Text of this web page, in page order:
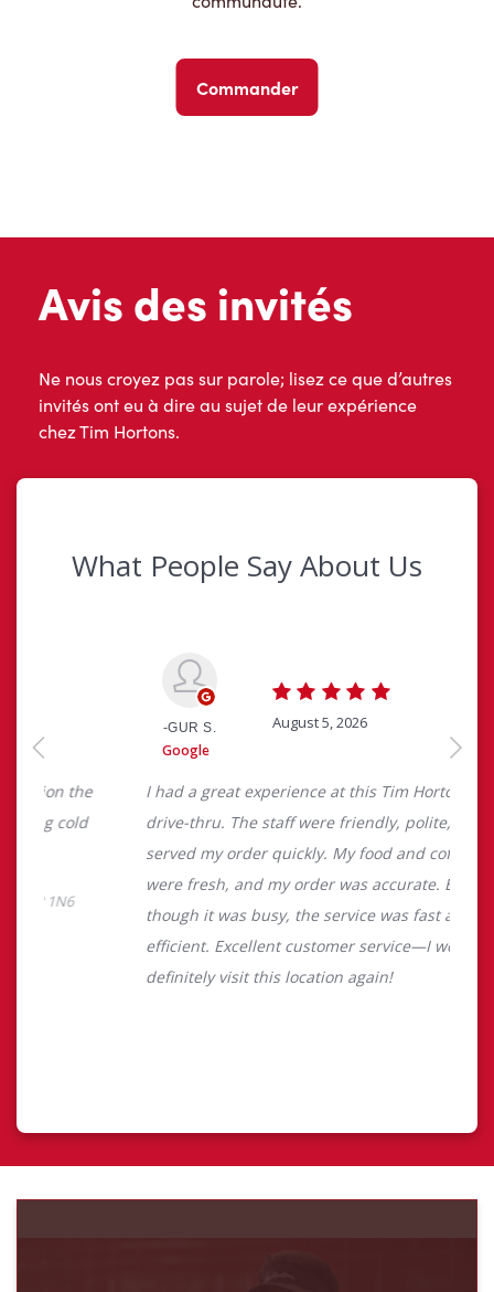
Commander
Avis des invités
Ne nous croyez pas sur parole; lisez ce que d’autres
invités ont eu à dire au sujet de leur expérience
chez Tim Hortons.